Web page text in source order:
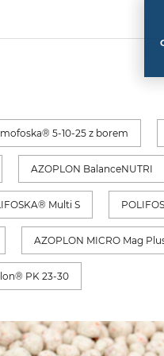
5-10-25 z borem
AZOPLON BalanceNUTRI
Multi S
AZOPLON MICRO Mag
PK 23-30